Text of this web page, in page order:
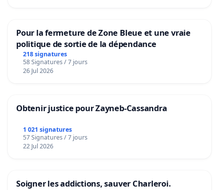
Pour la fermeture de Zone Bleue et une vraie
politique de sortie de la dépendance
218 signatures
58 Signatures / 7 jours
26 Jul 2026
Obtenir justice pour Zayneb-Cassandra
1 021 signatures
57 Signatures / 7 jours
22 Jul 2026
Soigner les addictions, sauver Charleroi.